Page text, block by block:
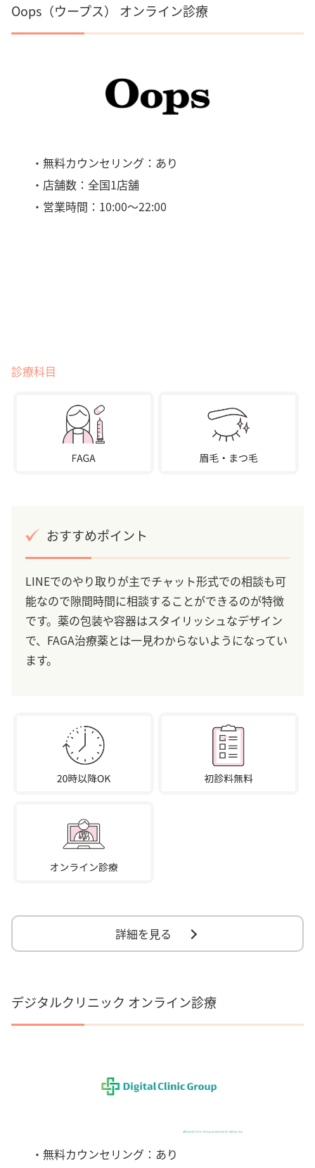
Oops（ウープス） オンライン診療
・無料カウンセリング：あり
・店舗数：全国1店舗
・営業時間：10:00～22:00
診療科目
おすすめポイント
LINEでのやり取りが主でチャット形式での相談も可
能なので隙間時間に相談することができるのが特徴
です。薬の包装や容器はスタイリッシュなデザイン
で、FAGA治療薬とは一見わからないようになってい
ます。
詳細を見る
デジタルクリニック オンライン診療
・無料カウンセリング：あり